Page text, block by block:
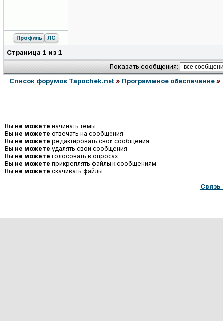
Профиль ЛС
Страница 1 из 1
Показать сообщения:
Список форумов Tapochek.net» Программное обеспечение»
Вы не можете начинать темы
Вы не можете отвечать на сообщения
Вы не можете редактировать свои сообщения
Вы не можете удалять свои сообщения
Вы не можете голосовать в опросах
Вы не можете прикреплять файлы к сообщениям
Вы не можете скачивать файлы